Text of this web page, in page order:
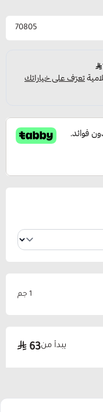
70805
1 جم
يبدأ من63